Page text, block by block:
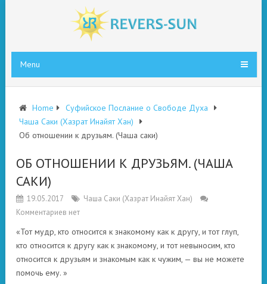
Menu
Home
Суфийское Послание о Свободе Духа
Чаша Саки (Хазрат Инайят Хан)
Об отношении к друзьям. (Чаша саки)
ОБ ОТНОШЕНИИ К ДРУЗЬЯМ. (ЧАША
САКИ)
19.05.2017
Чаша Саки (Хазрат Инайят Хан)
Комментариев нет
«Тот мудр, кто относится к знакомому как к другу, и тот глуп,
кто относится к другу как к знакомому, и тот невыносим, кто
относится к друзьям и знакомым как к чужим, — вы не можете
помочь ему. »